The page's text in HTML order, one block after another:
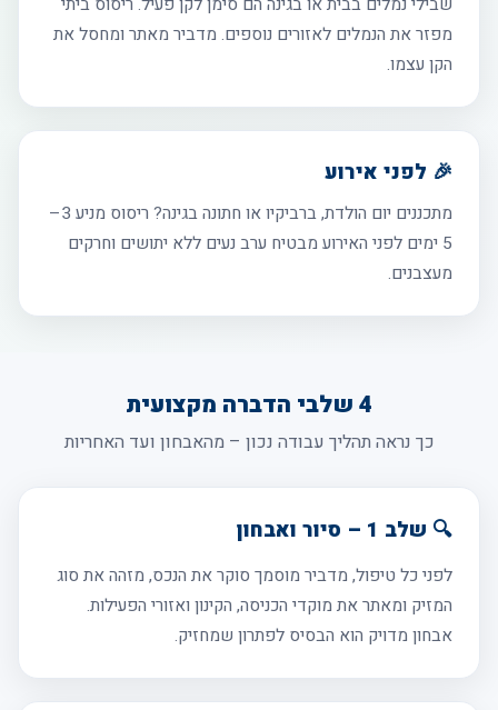
שבילי נמלים בבית או בגינה הם סימן לקן פעיל. ריסוס ביתי
מפזר את הנמלים לאזורים נוספים. מדביר מאתר ומחסל את
הקן עצמו.
🎉 לפני אירוע
מתכננים יום הולדת, ברביקיו או חתונה בגינה? ריסוס מניע 3–
5 ימים לפני האירוע מבטיח ערב נעים ללא יתושים וחרקים
מעצבנים.
4 שלבי הדברה מקצועית
כך נראה תהליך עבודה נכון – מהאבחון ועד האחריות
🔍 שלב 1 – סיור ואבחון
לפני כל טיפול, מדביר מוסמך סוקר את הנכס, מזהה את סוג
המזיק ומאתר את מוקדי הכניסה, הקינון ואזורי הפעילות.
אבחון מדויק הוא הבסיס לפתרון שמחזיק.